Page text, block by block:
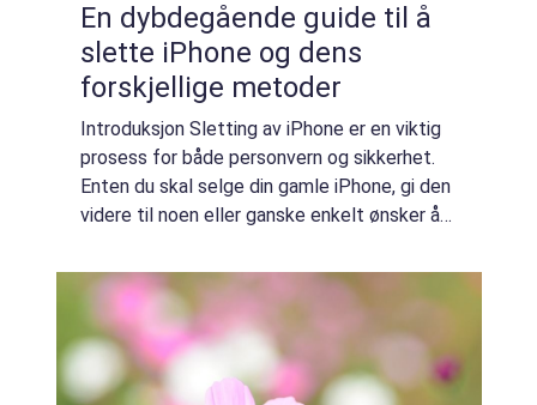
En dybdegående guide til å
slette iPhone og dens
forskjellige metoder
Introduksjon Sletting av iPhone er en viktig
prosess for både personvern og sikkerhet.
Enten du skal selge din gamle iPhone, gi den
videre til noen eller ganske enkelt ønsker å
det viktig å forstå de ulike...